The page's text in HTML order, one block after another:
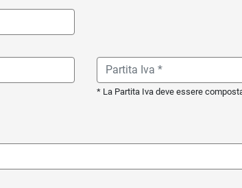
* La Partita Iva deve essere